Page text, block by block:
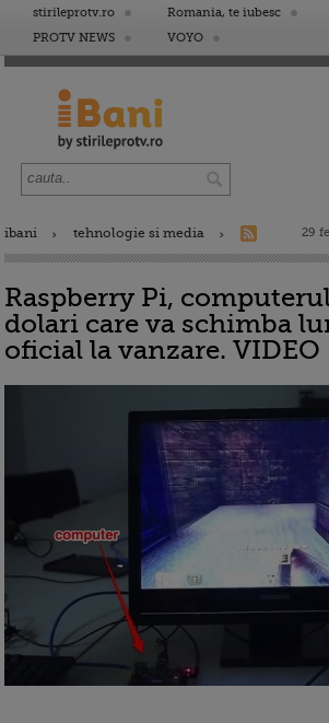
stirileprotv.ro Romania, te iubesc
PROTV NEWS
VOYO
ibani tehnologie si media
29
Raspberry Pi,
dolari care va schimba
oficial la vanzare. VIDEO